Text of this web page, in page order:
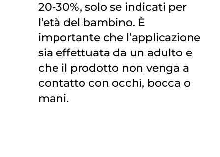
20-30%, solo se indicati per
l’età del bambino. È
importante che l’applicazione
sia effettuata da un adulto e
che il prodotto non venga a
contatto con occhi, bocca o
mani.